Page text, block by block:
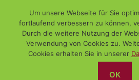
Um unsere Webseite für Sie
fortlaufend verbessern zu können,
Durch die weitere Nutzung der
Verwendung von Cookies zu.
Cookies erhalten Sie in unserer
OK